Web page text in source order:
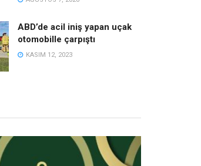
ABD’de acil iniş yapan uçak
otomobille çarpıştı
KASIM 12, 2023